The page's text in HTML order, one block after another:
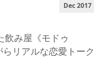
Dec 2017
飲み屋《モドゥ
リアルな恋愛トーク